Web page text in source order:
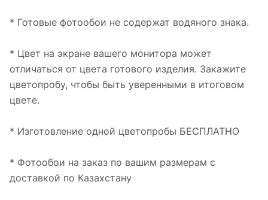
* Готовые фотообои не содержат водяного знака.
* Цвет на экране вашего монитора может
отличаться от цвета готового изделия. Закажите
цветопробу, чтобы быть уверенными в итоговом
цвете.
* Изготовление одной цветопробы БЕСПЛАТНО
* Фотообои на заказ по вашим размерам с
доставкой по Казахстану